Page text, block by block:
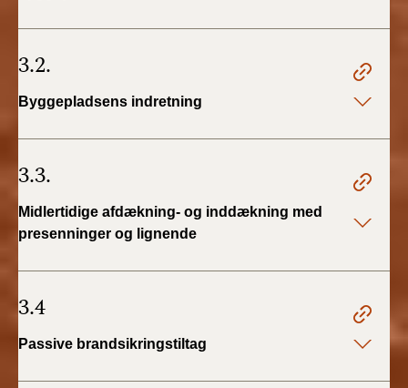
2018)
2018)
BR15 (2015-2018)
2010)
3.2.
Byggepladsens indretning
3.3.
Midlertidige afdækning- og inddækning med
presenninger og lignende
3.4
Passive brandsikringstiltag